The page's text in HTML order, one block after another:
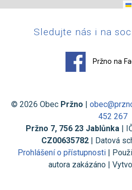
Sledujte nás i na
Pržno na
© 2026 Obec Pržno
452 267
Pržno 7, 756 23 Jablůnka |
CZ00635782 | Datová
Prohlášení o přístupnosti |
autora zakázáno |